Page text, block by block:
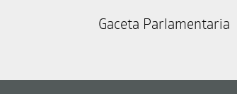
Gaceta Parlamentaria